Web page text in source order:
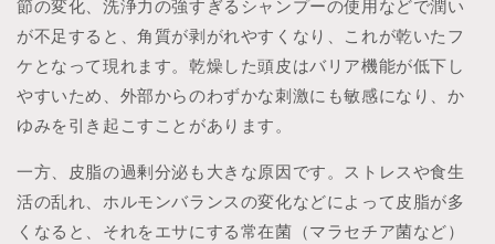
節の変化、洗浄力の強すぎるシャンプーの使用などで潤い
が不足すると、角質が剥がれやすくなり、これが乾いたフ
ケとなって現れます。乾燥した頭皮はバリア機能が低下し
やすいため、外部からのわずかな刺激にも敏感になり、か
ゆみを引き起こすことがあります。
一方、皮脂の過剰分泌も大きな原因です。ストレスや食生
活の乱れ、ホルモンバランスの変化などによって皮脂が多
くなると、それをエサにする常在菌（マラセチア菌など）